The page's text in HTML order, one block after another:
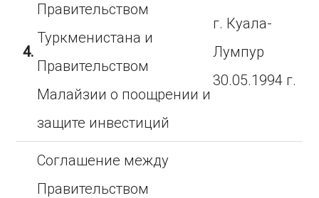
4.
Правительством
Туркменистана и
Правительством
Малайзии о поощрении и
защите инвестиций
г. Куала-
Лумпур
30.05.1994 г.
Соглашение между
Правительством